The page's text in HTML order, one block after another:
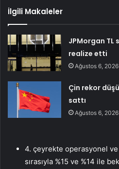
İlgili Makaleler
JPMorgan TL
realize etti
Ağustos 6, 2026
Çin rekor
sattı
Ağustos 6, 2026
4. çeyrekte operasyonel
sırasıyla %15 ve %14 ile